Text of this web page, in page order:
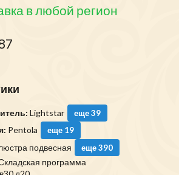
в любой регион
Lightstar еще 39
Pentola еще 19
подвесная еще 390
программа